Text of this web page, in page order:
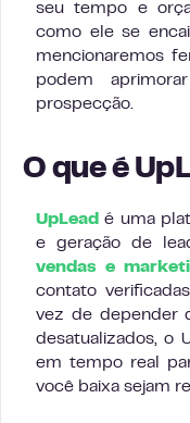
seu tempo e
como ele se
mencionaremos
podem
prospecção.
O que é
UpLead é uma
e geração de
vendas e
contato
vez de depender
desatualizados, o
em tempo real
você baixa sejam